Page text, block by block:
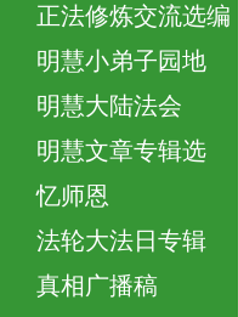
正法修炼交流选编
明慧小弟子园地
明慧大陆法会
明慧文章专辑选
忆师恩
法轮大法日专辑
真相广播稿